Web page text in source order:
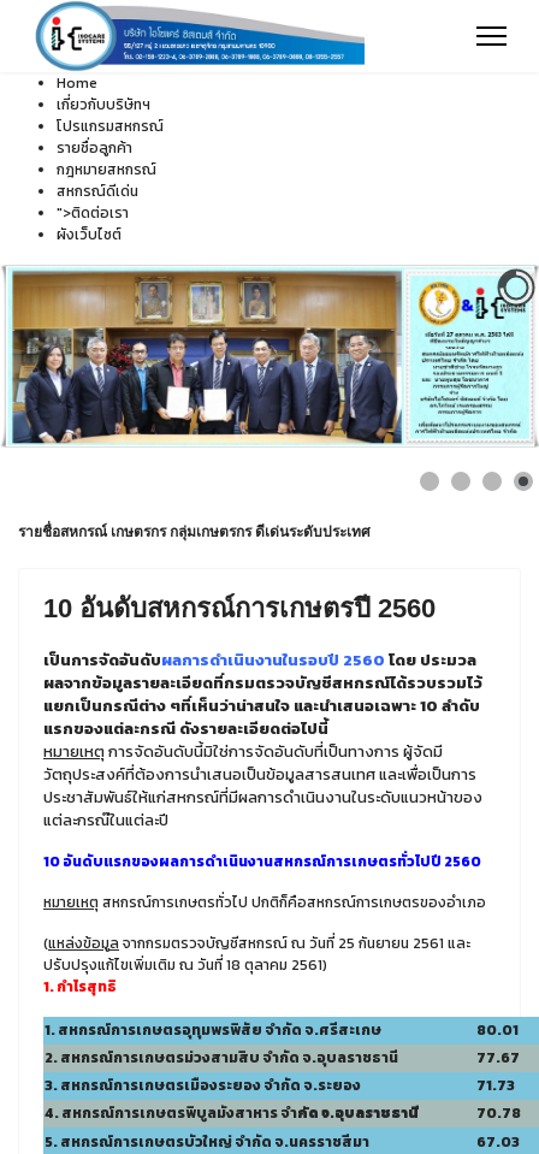
Home
เกี่ยวกับบริษัทฯ
โปรแกรมสหกรณ์
รายชื่อลูกค้า
กฎหมายสหกรณ์
สหกรณ์ดีเด่น
">ติดต่อเรา
ผังเว็บไซต์
รายชื่อสหกรณ์ เกษตรกร กลุ่มเกษตรกร ดีเด่นระดับประเทศ
10 อันดับสหกรณ์การเกษตรปี 2560
เป็นการจัดอันดับผลการดำเนินงานในรอบปี 2560 โดย ประมวล
ผลจากข้อมูลรายละเอียดที่กรมตรวจบัญชีสหกรณ์ได้รวบรวมไว้
แยกเป็นกรณีต่าง ๆที่เห็นว่าน่าสนใจ และนำเสนอเฉพาะ 10 ลำดับ
แรกของแต่ละกรณี ดังรายละเอียดต่อไปนี้
หมายเหตุการจัดอันดับนี้มิใช่การจัดอันดับที่เป็นทางการ ผู้จัดมี
วัตถุประสงค์ที่ต้องการนำเสนอเป็นข้อมูลสารสนเทศ และเพื่อเป็นการ
ประชาสัมพันธ์ให้แก่สหกรณ์ที่มีผลการดำเนินงานในระดับแนวหน้าของ
แต่ละกรณ๊ในแต่ละปี
10 อันดับแรกของผลการดำเนินงานสหกรณ์การเกษตรทั่วไปปี 2560
หมายเหตุ สหกรณ์การเกษตรทั่วไป ปกติก็คือสหกรณ์การเกษตรของอำเภอ
(แหล่งข้อมูล จากกรมตรวจบัญชีสหกรณ์ ณ วันที่ 25 กันยายน 2561 และ
ปรับปรุงแก้ไขเพิ่มเติม ณ วันที่ 18 ตุลาคม 2561)
1. กำไรสุทธิ
1. สหกรณ์การเกษตรอุทุมพรพิสัย จำกัด จ.ศรีสะเกษ
80.01
2. สหกรณ์การเกษตรม่วงสามสิบ จำกัด จ.อุบลราชธานี
77.67
3. สหกรณ์การเกษตรเมืองระยอง จำกัด จ.ระยอง
71.73
4. สหกรณ์การเกษตรพิบูลมังสาหาร จำกัด จ.อุบลราชธานี
70.78
5. สหกรณ์การเกษตรบัวใหญ่ จำกัด จ.นครราชสีมา
67.03